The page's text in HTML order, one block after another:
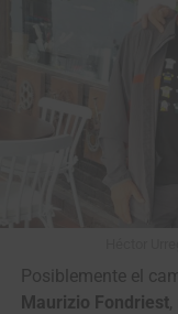
Posiblemente el
Maurizio Fondriest,